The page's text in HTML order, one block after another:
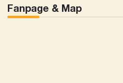
Fanpage & Map